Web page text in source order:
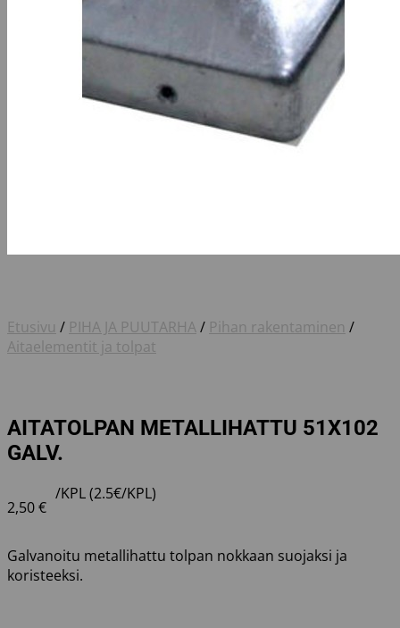
Etusivu / PIHA JA PUUTARHA/ Pihan rakentaminen /
Aitaelementit ja tolpat
AITATOLPAN METALLIHATTU 51X102
GALV.
2,50€
/KPL (2.5€/KPL)
Galvanoitu metallihattu tolpan nokkaan suojaksi ja
koristeeksi.